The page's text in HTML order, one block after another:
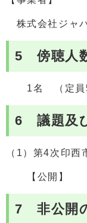
株式会社ジャ
5 傍聴人
1名 （定員5
6 議題及
（1）第4次印西
【公開】
7 非公開